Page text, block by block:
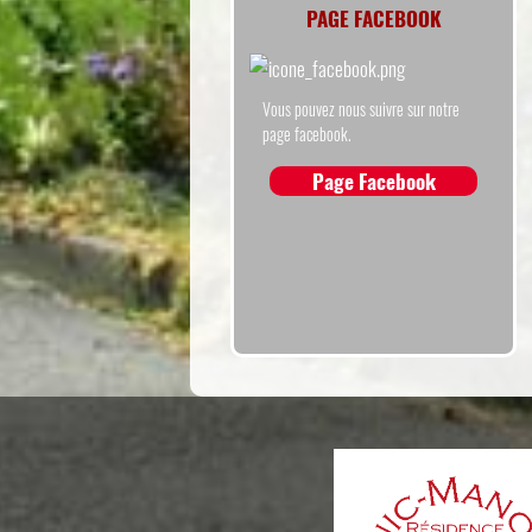
PAGE FACEBOOK
Vous pouvez nous suivre sur notre
page facebook.
Page Facebook